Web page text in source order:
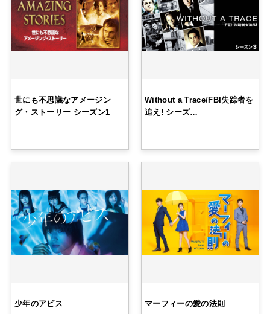
世にも不思議なアメージン
グ・ストーリー シーズン1
Without a Trace/FBI失踪者を
追え! シーズ…
少年のアビス マーフィーの愛の法則